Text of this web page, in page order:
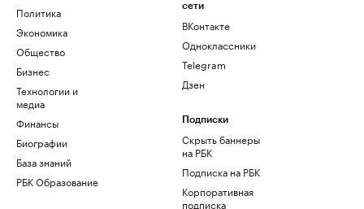
Политика
Экономика
Общество
Бизнес
Технологии и
медиа
Финансы
Биографии
База знаний
РБК Образование
сети
ВКонтакте
Одноклассники
Telegram
Дзен
Подписки
Скрыть баннеры
на РБК
Подписка на РБК
Корпоративная
подписка